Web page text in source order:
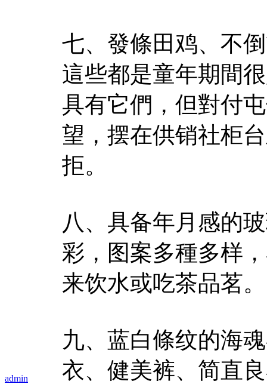
admin
七、發條田鸡、不
這些都是童年期間
具有它們，但對付
望，摆在供销社柜
拒。
八、具备年月感的
彩，图案多種多样
来饮水或吃茶品茗。
九、蓝白條纹的海
衣、健美裤、简直